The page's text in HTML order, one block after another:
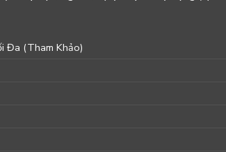
Đa (Tham Khảo)